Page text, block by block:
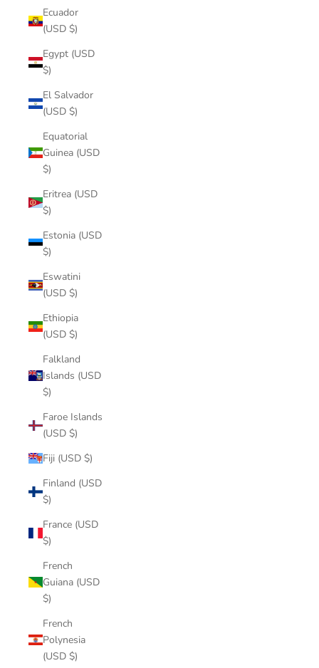
Ecuador
(USD $)
Egypt (USD
$)
El Salvador
(USD $)
Equatorial
Guinea (USD
$)
Eritrea (USD
$)
Estonia (USD
$)
Eswatini
(USD $)
Ethiopia
(USD $)
Falkland
Islands (USD
$)
Faroe Islands
(USD $)
Fiji (USD $)
Finland (USD
$)
France (USD
$)
French
Guiana (USD
$)
French
Polynesia
(USD $)